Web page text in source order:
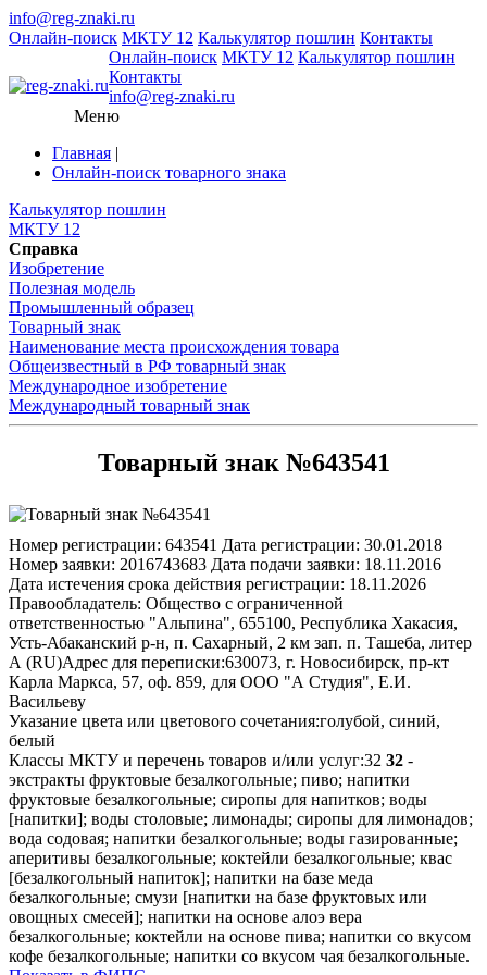
info@reg-znaki.ru
Онлайн-поиск МКТУ 12 Калькулятор пошлин Контакты
Онлайн-поиск МКТУ 12 Калькулятор пошлин
Контакты
info@reg-znaki.ru
Меню
Главная |
Онлайн-поиск товарного знака
Калькулятор пошлин
МКТУ 12
Справка
Изобретение
Полезная модель
Промышленный образец
Товарный знак
Наименование места происхождения товара
Общеизвестный в РФ товарный знак
Международное изобретение
Международный товарный знак
Товарный знак №643541
Номер регистрации: 643541 Дата регистрации: 30.01.2018
Номер заявки: 2016743683 Дата подачи заявки: 18.11.2016
Дата истечения срока действия регистрации: 18.11.2026
Правообладатель: Общество с ограниченной
ответственностью "Альпина", 655100, Республика Хакасия,
Усть-Абаканский р-н, п. Сахарный, 2 км зап. п. Ташеба, литер
А (RU)Адрес для переписки:630073, г. Новосибирск, пр-кт
Карла Маркса, 57, оф. 859, для ООО "А Студия", Е.И.
Васильеву
Указание цвета или цветового сочетания:голубой, синий,
белый
Классы МКТУ и перечень товаров и/или услуг:32 32 -
экстракты фруктовые безалкогольные; пиво; напитки
фруктовые безалкогольные; сиропы для напитков; воды
[напитки]; воды столовые; лимонады; сиропы для лимонадов;
вода содовая; напитки безалкогольные; воды газированные;
аперитивы безалкогольные; коктейли безалкогольные; квас
[безалкогольный напиток]; напитки на базе меда
безалкогольные; смузи [напитки на базе фруктовых или
овощных смесей]; напитки на основе алоэ вера
безалкогольные; коктейли на основе пива; напитки со вкусом
кофе безалкогольные; напитки со вкусом чая безалкогольные.